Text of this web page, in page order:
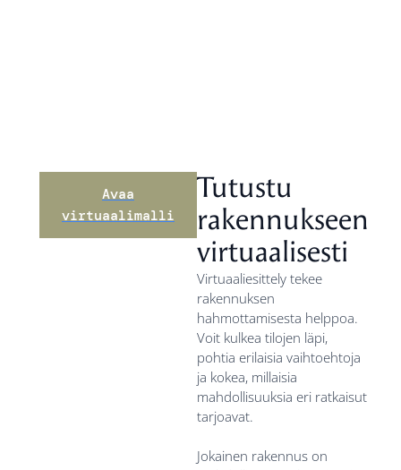
Avaa
virtuaalimalli
Tutustu
rakennukseen
virtuaalisesti
Virtuaaliesittely tekee
rakennuksen
hahmottamisesta helppoa.
Voit kulkea tilojen läpi,
pohtia erilaisia vaihtoehtoja
ja kokea, millaisia
mahdollisuuksia eri ratkaisut
tarjoavat.
Jokainen rakennus on